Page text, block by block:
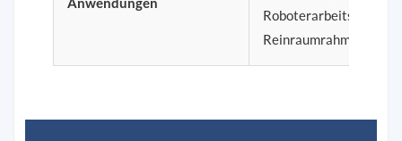
Roboterarbeitsplätze,
Reinraumrahmen